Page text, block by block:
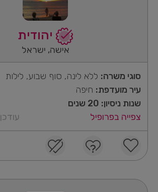
יהודית
אישה, ישראל
סוגי משרה: ללא לינה, סוף שבוע, לילות
עיר מועדפת: חיפה
שנות ניסיון: 20 שנים
צפייה בפרופיל
עודכן 07.08.2026